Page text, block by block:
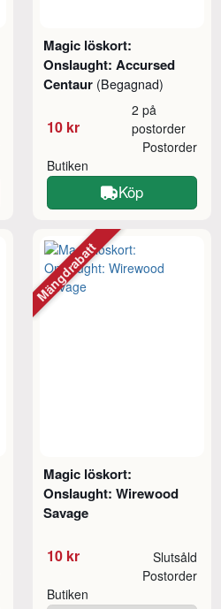
Magic löskort:
Onslaught: Accursed
Centaur (Begagnad)
10 kr
2 på
postorder
Butiken
Postorder
Köp
Magic löskort:
Onslaught: Wirewood
Savage
10 kr Slutsåld
Butiken
Postorder
Mängdrabatt